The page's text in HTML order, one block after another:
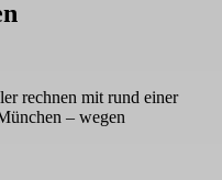
rechnen mit rund einer
– wegen